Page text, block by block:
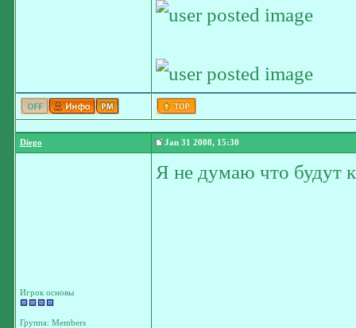
Diego Jan 31 2008, 15:30
Игрок основы
Группа: Members
Я не думаю что будут